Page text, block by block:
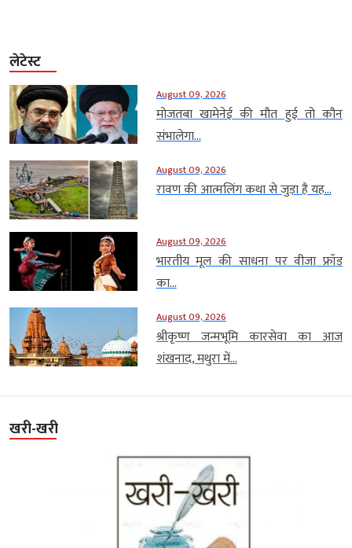
लेटेस्ट
August 09, 2026
मोजतबा खामेनेई की मौत हुई तो कौन
संभालेगा...
August 09, 2026
रावण की आत्मलिंग कथा से जुड़ा है यह...
August 09, 2026
भारतीय मूल की साधना पर वीजा फ्रॉड
का...
August 09, 2026
श्रीकृष्ण जन्मभूमि कारसेवा का आज
शंखनाद, मथुरा में...
खरी-खरी